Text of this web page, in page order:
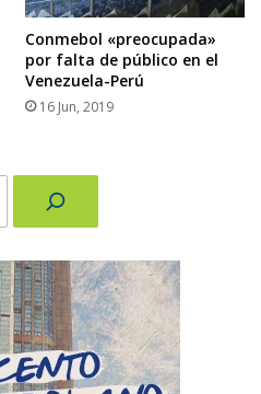
Conmebol «preocupada»
por falta de público en el
Venezuela-Perú
16 Jun, 2019